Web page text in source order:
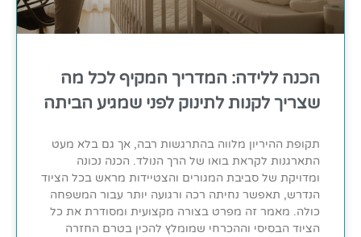
הכנה ללידה: המדריך המקיף לכל מה
שצריך לקנות לתינוק לפני שמגיע הביתה
תקופת ההיריון מלווה בהתרגשות רבה, אך גם בלא מעט
התארגנות לקראת בואו של הרך הנולד. הכנה נכונה
ומדויקת של סביבת המגורים והצטיידות מראש בכל הציוד
הנדרש, תאפשר נחיתה רכה ורגועה יותר עבור המשפחה
כולה. מאמר זה מפרט בצורה מקצועית ומסודרת את כל
הציוד הבסיסי וההכרחי שמומלץ להכין בטרם החזרה